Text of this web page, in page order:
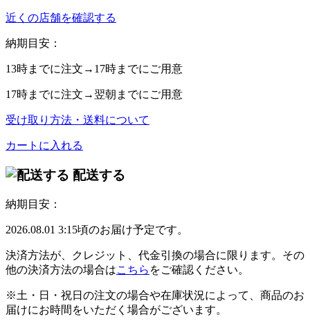
近くの店舗を確認する
納期目安：
13時までに注文→ 17時までにご用意
17時までに注文→ 翌朝 までにご用意
受け取り方法・送料について
カートに入れる
配送する
納期目安：
2026.08.01 3:15頃のお届け予定です。
決済方法が、クレジット、代金引換の場合に限ります。その
他の決済方法の場合はこちら をご確認ください。
※土・日・祝日の注文の場合や在庫状況によって、商品のお
届けにお時間をいただく場合がございます。